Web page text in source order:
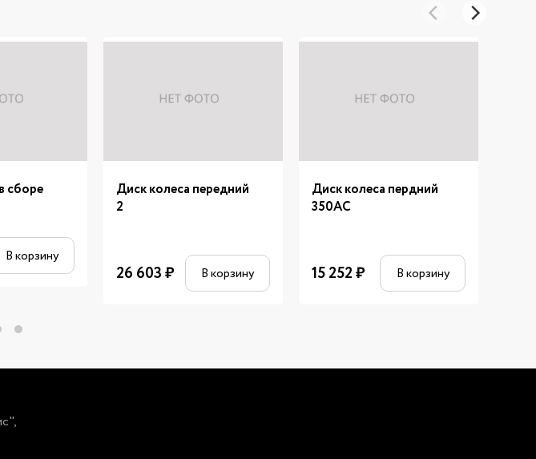
сборе
В корзину
Диск колеса передний
2
26 603₽ В корзину
Диск колеса пердний
350AC
15 252₽ В корзину